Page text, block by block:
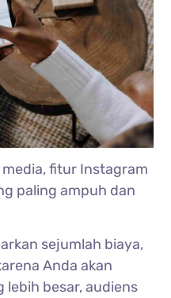
media, fitur Instagram
paling ampuh dan
sejumlah biaya,
Anda akan
lebih besar, audiens